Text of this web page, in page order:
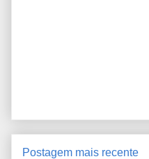
Postagem mais recente